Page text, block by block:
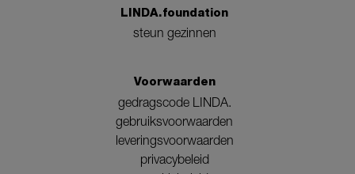
LINDA.foundation
steun gezinnen
Voorwaarden
gedragscode LINDA.
gebruiksvoorwaarden
leveringsvoorwaarden
privacybeleid